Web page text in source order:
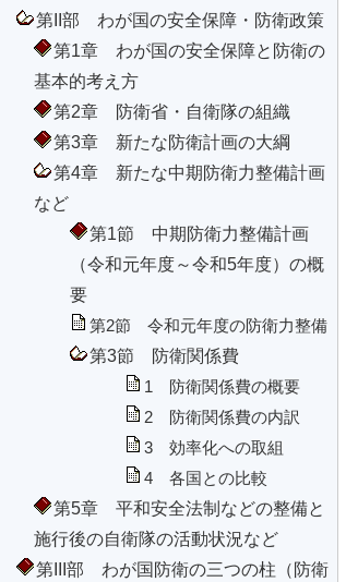
第II部 わが国の安全保障・防衛政策
第1章 わが国の安全保障と防衛の
基本的考え方
第2章 防衛省・自衛隊の組織
第3章 新たな防衛計画の大綱
第4章 新たな中期防衛力整備計画
など
第1節 中期防衛力整備計画
（令和元年度～令和5年度）の概
要
第2節 令和元年度の防衛力整備
第3節 防衛関係費
1 防衛関係費の概要
2 防衛関係費の内訳
3 効率化への取組
4 各国との比較
第5章 平和安全法制などの整備と
施行後の自衛隊の活動状況など
第III部 わが国防衛の三つの柱（防衛